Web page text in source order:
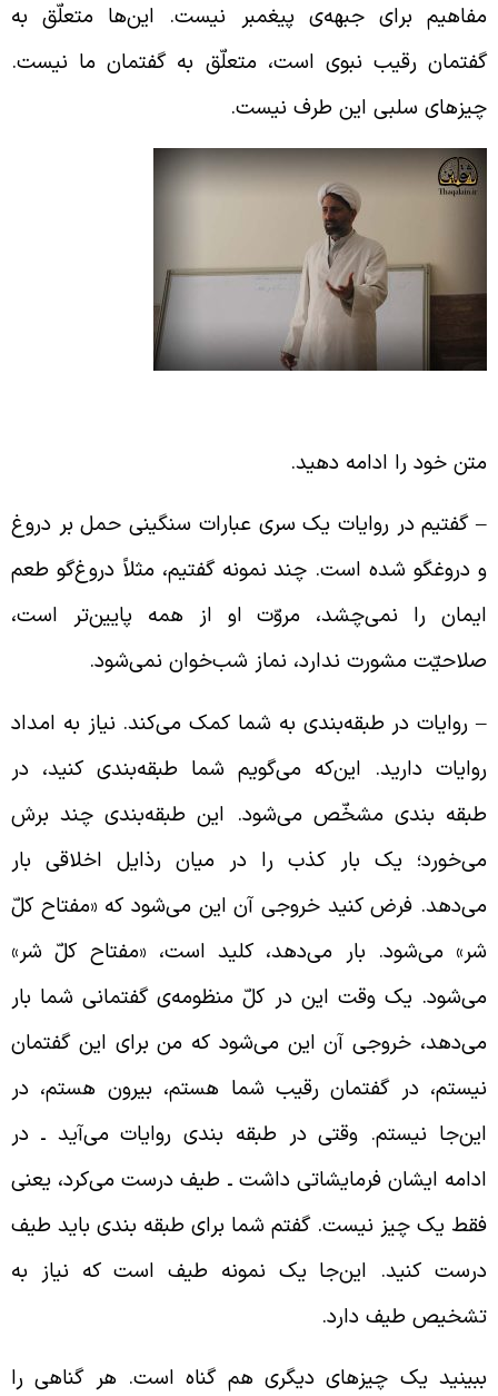
برای جبهه‌ی پیغمبر نیست. این‌ها متعلّق به
رقیب نبوی است، متعلّق به گفتمان ما نیست.
سلبی این طرف نیست.
خود را ادامه دهید.
گفتیم در روایات یک سری عبارات سنگینی حمل بر دروغ
دروغگو شده است. چند نمونه گفتیم، مثلاً دروغ‌گو طعم
را نمی‌چشد، مروّت او از همه پایین‌تر است،
مشورت ندارد، نماز شب‌خوان نمی‌شود.
روایات در طبقه‌بندی به شما کمک می‌کند. نیاز به امداد
دارید. این‌که می‌گویم شما طبقه‌بندی کنید، در
بندی مشخّص می‌شود. این طبقه‌بندی چند برش
یک بار کذب را در میان رذایل اخلاقی بار
فرض کنید خروجی آن این می‌شود که «مفتاح کلّ
می‌شود. بار می‌دهد، کلید است، «مفتاح کلّ شر»
یک وقت این در کلّ منظومه‌ی گفتمانی شما بار
خروجی آن این می‌شود که من برای این گفتمان
در گفتمان رقیب شما هستم، بیرون هستم، در
نیستم. وقتی در طبقه بندی روایات می‌آید ـ در
ایشان فرمایشاتی داشت ـ طیف درست می‌کرد، یعنی
یک چیز نیست. گفتم شما برای طبقه بندی باید طیف
کنید. این‌جا یک نمونه طیف است که نیاز به
طیف دارد.
یک چیزهای دیگری هم گناه است. هر گناهی را